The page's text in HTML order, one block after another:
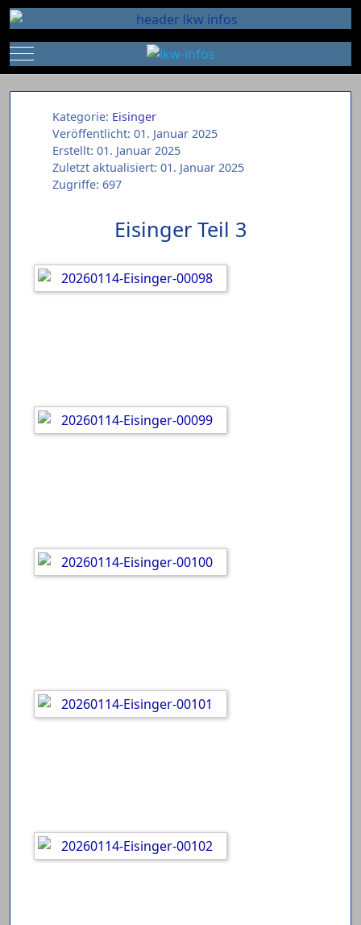
Mobile Menu Toggle
Kategorie: Eisinger
Veröffentlicht: 01. Januar 2025
Erstellt: 01. Januar 2025
Zuletzt aktualisiert: 01. Januar 2025
Zugriffe: 697
Eisinger Teil 3